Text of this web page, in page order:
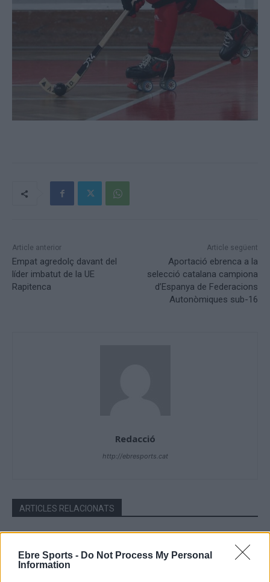
Ebre Sports - Do Not Process My Personal
Information
Article anterior
Empat agredolç davant del
líder imbatut de la UE
Rapitenca
Article següent
Aportació ebrenca a la
selecció catalana campiona
d’Espanya de Federacions
Autonòmiques sub-16
Redacció
http://ebresports.cat
ARTICLES RELACIONATS
vuitena jornada consecutiva sense perdre